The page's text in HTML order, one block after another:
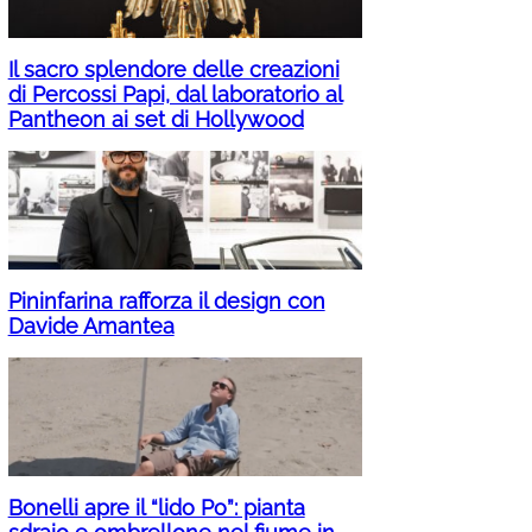
Il sacro splendore delle creazioni
di Percossi Papi, dal laboratorio al
Pantheon ai set di Hollywood
Pininfarina rafforza il design con
Davide Amantea
Bonelli apre il “lido Po”: pianta